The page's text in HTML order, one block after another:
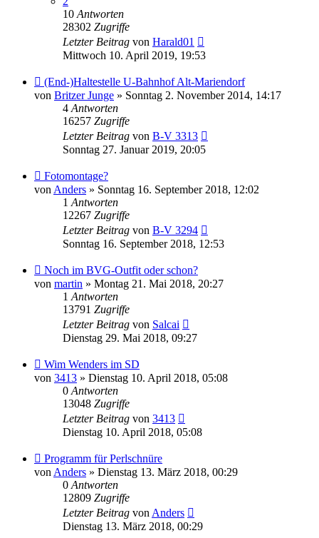
10Antworten
28302 Zugriffe
Letzter Beitrag von Harald01
Mittwoch 10. April 2019, 19:53
(End-)Haltestelle U-Bahnhof Alt-Mariendorf
von Britzer Junge » Sonntag 2. November 2014, 14:17
4Antworten
16257 Zugriffe
Letzter Beitrag von B-V 3313
Sonntag 27. Januar 2019, 20:05
Fotomontage?
vonAnders » Sonntag 16. September 2018, 12:02
1Antworten
12267 Zugriffe
Letzter Beitrag von B-V 3294
Sonntag 16. September 2018, 12:53
Noch im BVG-Outfit oder schon?
von martin » Montag 21. Mai 2018, 20:27
1Antworten
13791 Zugriffe
Letzter Beitrag von Salcai
Dienstag 29. Mai 2018, 09:27
Wim Wenders im SD
von 3413 » Dienstag 10. April 2018, 05:08
0Antworten
13048 Zugriffe
Letzter Beitrag von 3413
Dienstag 10. April 2018, 05:08
Programm für Perlschnüre
vonAnders » Dienstag 13. März 2018, 00:29
0Antworten
12809 Zugriffe
Letzter Beitrag vonAnders
Dienstag 13. März 2018, 00:29